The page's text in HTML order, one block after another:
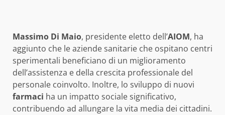
Massimo Di Maio, presidente eletto dell’AIOM, ha
aggiunto che le aziende sanitarie che ospitano centri
sperimentali beneficiano di un miglioramento
dell’assistenza e della crescita professionale del
personale coinvolto. Inoltre, lo sviluppo di nuovi
farmaci ha un impatto sociale significativo,
contribuendo ad allungare la vita media dei cittadini.